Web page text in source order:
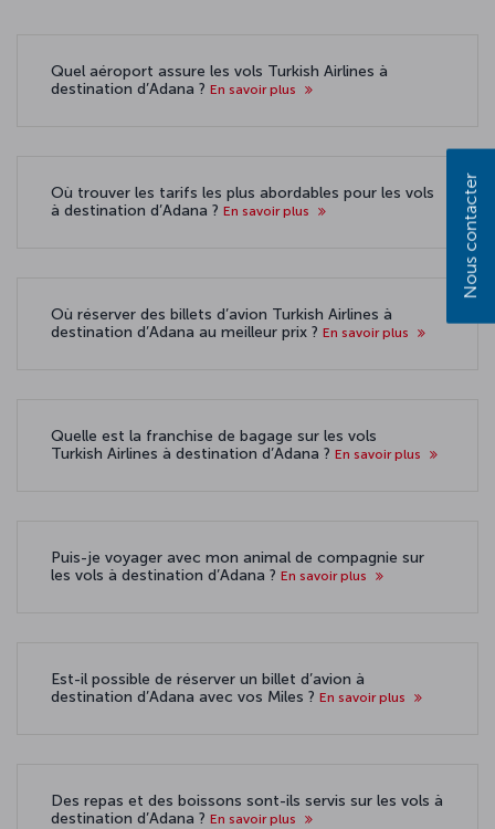
Quel aéroport assure les vols Turkish Airlines à
destination d’Adana ? En savoir plus
Où trouver les tarifs les plus abordables pour les vols
à destination d’Adana ? En savoir plus
Où réserver des billets d’avion Turkish Airlines à
destination d’Adana au meilleur prix ? En savoir plus
Quelle est la franchise de bagage sur les vols
Turkish Airlines à destination d’Adana ? En savoir plus
Puis-je voyager avec mon animal de compagnie sur
les vols à destination d’Adana ? En savoir plus
Est-il possible de réserver un billet d’avion à
destination d’Adana avec vos Miles ? En savoir plus
Des repas et des boissons sont-ils servis sur les vols à
destination d’Adana ? En savoir plus
Nous contacter